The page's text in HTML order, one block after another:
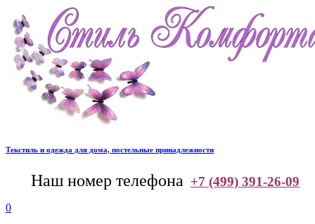
Текстиль и одежда для дома, постельные принадлежности
Наш номер телефона +7 (499) 391-26-09
0